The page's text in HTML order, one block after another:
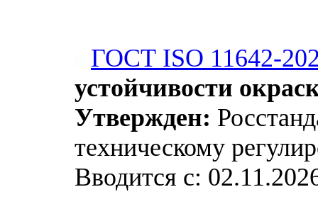
ГОСТ ISO 11642-
устойчивости
Утвержден:
техническому
Вводится с: